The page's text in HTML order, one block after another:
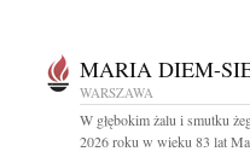
MARIA DIEM-
WARSZAWA
W głębokim żalu i smutku
2026 roku w wieku 83 lat